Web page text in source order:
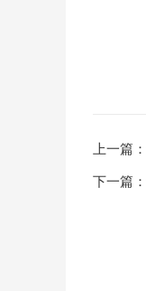
上一篇：
下一篇：